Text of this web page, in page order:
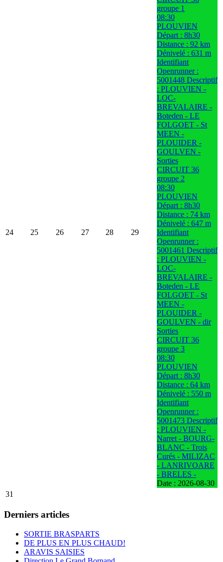
24 25 26 27 28 29
groupe 1
08:30
PLOUVIEN
Départ : 8h30
Distance : 92 km
Dénivelé : 631 m
Identifiant
Openrunner :
5001448 Descriptif
: PLOUVIEN -
LOC-
BREVALAIRE -
Boteden - LE
FOLGOET - St
MEEN -
PLOUIDER -
GOULVEN -
Sorties
CIRCUIT 36
groupe 2
08:30
PLOUVIEN
Départ : 8h30
Distance : 74 km
Dénivelé : 647 m
Identifiant
Openrunner :
5001461 Descriptif
: PLOUVIEN -
LOC-
BREVALAIRE -
Boteden - LE
FOLGOET - St
MEEN -
PLOUIDER -
GOULVEN - dir
Sorties
CIRCUIT 36
groupe 3
08:30
PLOUVIEN
Départ : 8h30
Distance : 64 km
Dénivelé : 550 m
Identifiant
Openrunner :
5001473 Descriptif
: PLOUVIEN -
Narret - BOURG-
BLANC - Trois
Curés - MILIZAC
- LANRIVOARE
- BRELES -
Date : 2026-08-30
31
Derniers articles
SORTIE BRASPARTS
DE PLUS EN PLUS CHAUD!
ARAVIS SAISIES